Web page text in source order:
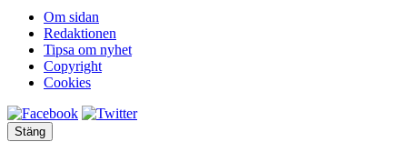
Om sidan
Redaktionen
Tipsa om nyhet
Copyright
Cookies
Stäng